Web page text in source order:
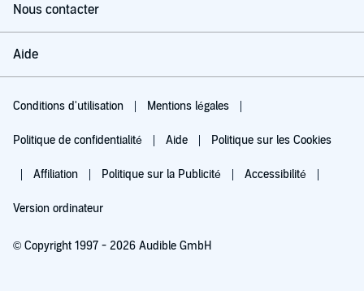
Nous contacter
Aide
Conditions d'utilisation Mentions légales
Politique de confidentialité Aide Politique sur les Cookies
Affiliation Politique sur la Publicité Accessibilité
Version ordinateur
© Copyright 1997 - 2026 Audible GmbH